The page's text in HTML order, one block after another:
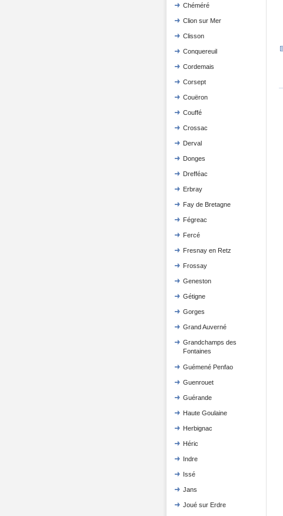
Chéméré
Clion sur Mer
Clisson
Conquereuil
Cordemais
Corsept
Couëron
Couffé
Crossac
Derval
Donges
Drefféac
Erbray
Fay de Bretagne
Fégreac
Fercé
Fresnay en Retz
Frossay
Geneston
Gétigne
Gorges
Grand Auverné
Grandchamps des
Fontaines
Guémené Penfao
Guenrouet
Guérande
Haute Goulaine
Herbignac
Héric
Indre
Issé
Jans
Joué sur Erdre